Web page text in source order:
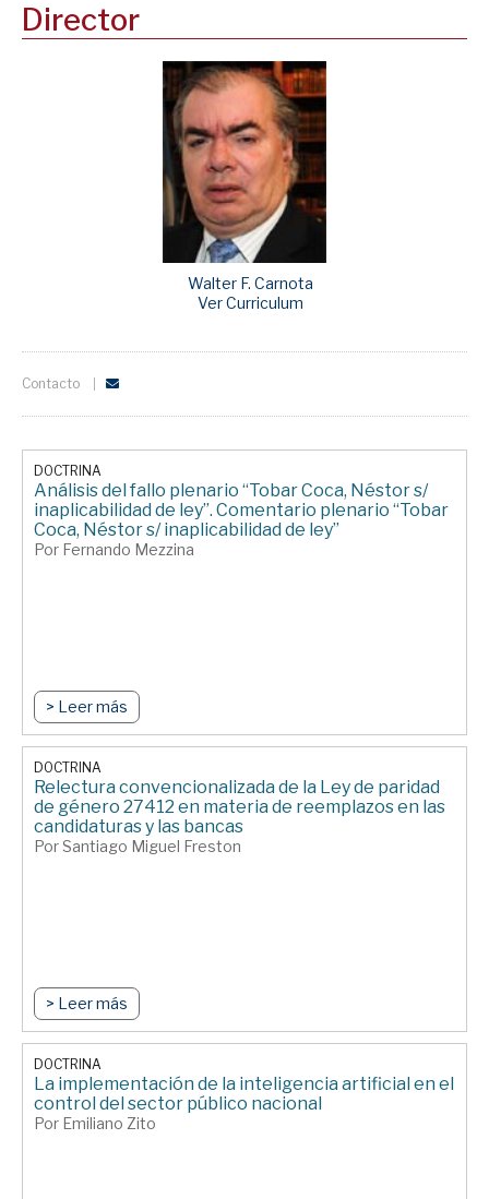
Director
Walter F. Carnota
Ver Curriculum
Contacto
DOCTRINA
Análisis del fallo plenario “Tobar Coca, Néstor s/
inaplicabilidad de ley”. Comentario plenario “Tobar
Coca, Néstor s/ inaplicabilidad de ley”
Por Fernando Mezzina
> Leer más
DOCTRINA
Relectura convencionalizada de la Ley de paridad
de género 27412 en materia de reemplazos en las
candidaturas y las bancas
Por Santiago Miguel Freston
> Leer más
DOCTRINA
La implementación de la inteligencia artificial en el
control del sector público nacional
Por Emiliano Zito